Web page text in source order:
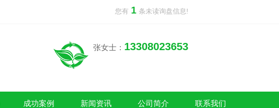
您有 1 条未读询盘信息!
张女士： 13308023653
成功案例 新闻资讯 公司简介 联系我们